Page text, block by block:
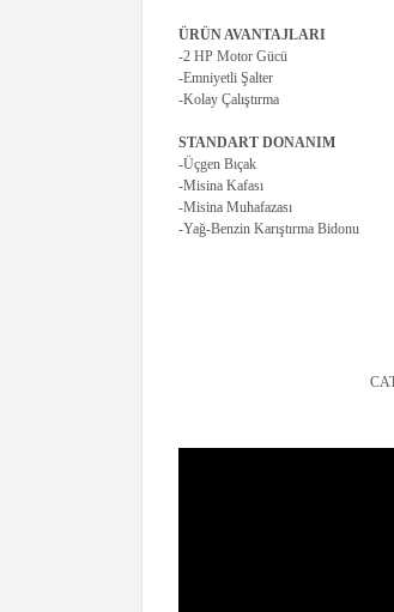
ÜRÜN AVANTAJLARI
-2 HP Motor Gücü
-Emniyetli Şalter
-Kolay Çalıştırma
STANDART DONANIM
-Üçgen Bıçak
-Misina Kafası
-Misina Muhafazası
-Yağ-Benzin Karıştırma Bidonu